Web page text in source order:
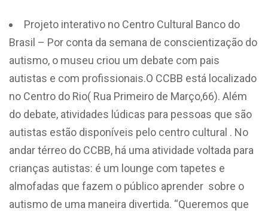
Projeto interativo no Centro Cultural Banco do
Brasil – Por conta da semana de conscientização do
autismo, o museu criou um debate com pais
autistas e com profissionais.O CCBB está localizado
no Centro do Rio( Rua Primeiro de Março,66). Além
do debate, atividades lúdicas para pessoas que são
autistas estão disponíveis pelo centro cultural . No
andar térreo do CCBB, há uma atividade voltada para
crianças autistas: é um lounge com tapetes e
almofadas que fazem o público aprender sobre o
autismo de uma maneira divertida. “Queremos que